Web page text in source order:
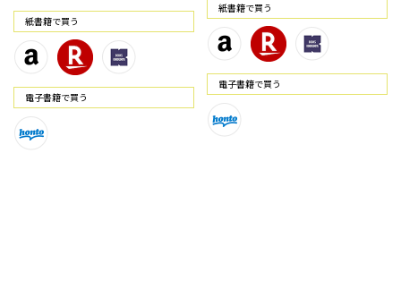
紙書籍で買う
電⼦書籍で買う
紙書籍で買う
電⼦書籍で買う